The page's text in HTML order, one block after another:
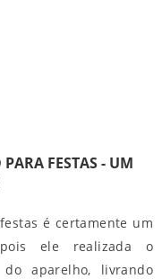
FESTAS - UM
é certamente um
ele realizada o
aparelho, livrando